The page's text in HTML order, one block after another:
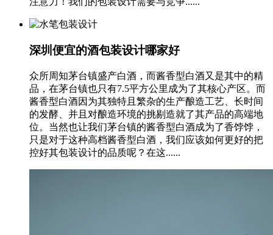
深圳便宜的酒包装设计哪家好
众所周知茅台镇盛产白酒，而酱香型白酒又是其中的精
品，在茅台镇也只有7.5平方公里成为了其核心产区。而
酱香型白酒因为其独特且繁杂的生产酿造工艺、长时间
的发酵、并且对酿造环境的挑剔造就了其产品的高端地
位。当然也让我们茅台镇的酱香型白酒成为了香饽饽，
只是对于这种高档酱香型白酒，我们应该如何更好的把
控好其包装设计的品质呢？在这......